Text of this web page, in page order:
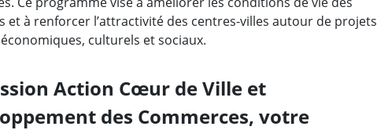
et à renforcer l’attractivité des centres-villes autour de projets
culturels et sociaux.
Action Cœur de Ville et
des Commerces, votre